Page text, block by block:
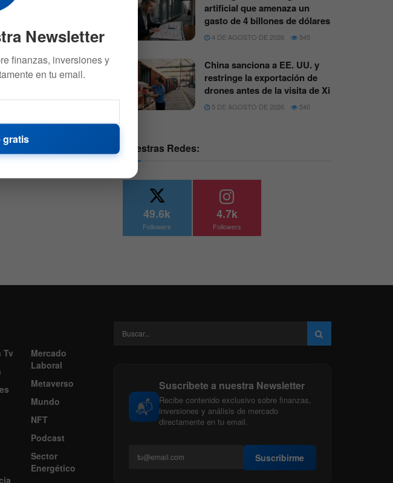
artificial que amenaza un
gasto de 4 billones de dólares
4 DE AGOSTO DE 2026 545
China sanciona a EE. UU. y
restringe la exportación de
drones antes de la visita de Xi
5 DE AGOSTO DE 2026 540
Nuestras Redes:
49.6k
Followers
4.7k
Followers
Tv
Mercado
Laboral
Metaverso
Mundo
NFT
Podcast
Sector
Energético
📬
Suscríbete a nuestra Newsletter
Recibe contenido exclusivo sobre finanzas,
inversiones y análisis de mercado
directamente en tu email.
Suscribirme
Newsletter
finanzas, inversiones y
en tu email.
gratis